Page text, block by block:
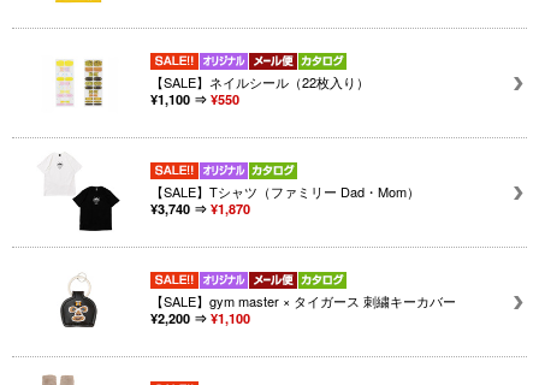
【SALE】ネイルシール（22枚入り）
¥1,100 ⇒ ¥550
【SALE】Tシャツ（ファミリー Dad・Mom）
¥3,740 ⇒ ¥1,870
【SALE】gym master × タイガース 刺繍キーカバー
¥2,200 ⇒ ¥1,100